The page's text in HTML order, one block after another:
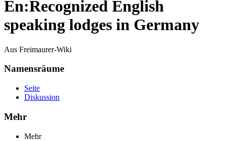
En:Recognized English
speaking lodges in Germany
Aus Freimaurer-Wiki
Namensräume
Seite
Diskussion
Mehr
Mehr